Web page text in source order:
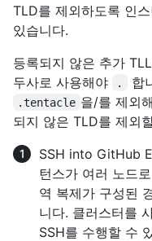
TLD를 제외하도록 인
있습니다.
등록되지 않은 추가
두사로 사용해야
. 합
.tentacle 을/를 제외
되지 않은 TLD를 제외
SSH into GitHub
턴스가 여러 노드
역 복제가 구성된
니다. 클러스터를
SSH를 수행할 수